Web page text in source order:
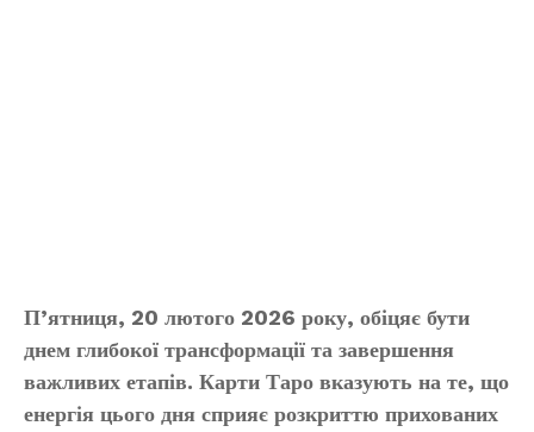
П’ятниця, 20 лютого 2026 року, обіцяє бути
днем глибокої трансформації та завершення
важливих етапів. Карти Таро вказують на те, що
енергія цього дня сприяє розкриттю прихованих